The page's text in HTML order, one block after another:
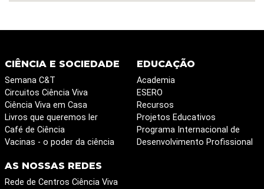
CIÊNCIA E SOCIEDADE
Semana C&T
Circuitos Ciência Viva
Ciência Viva em Casa
Livros que queremos ler
Café de Ciência
Vacinas - o poder da ciência
EDUCAÇÃO
Academia
ESERO
Recursos
Projetos Educativos
Programa Internacional de
Desenvolvimento Profissional
AS NOSSAS REDES
Rede de Centros Ciência Viva